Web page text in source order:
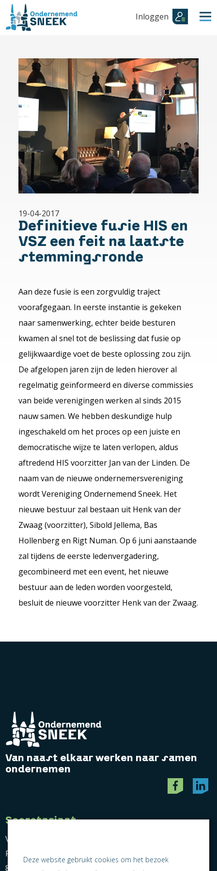
Inloggen
19-04-2017
Definitieve fusie HIS en
VSZ een feit na laatste
stemmingsronde
Aan deze fusie is een zorgvuldig traject
voorafgegaan. In eerste instantie is gekeken
naar samenwerking, echter beide besturen
kwamen al snel tot de beslissing dat fusie op
gelijkwaardige voet de beste oplossing zou zijn.
De afgelopen jaren zijn de leden hierover al
regelmatig geïnformeerd en diverse commissies
van beide verenigingen werken al sinds 2015
nauw samen. We hebben deskundige hulp
ingeschakeld om het proces op een juiste en
democratische wijze te laten verlopen, aldus
aftredend HIS voorzitter Jan van der Linden. De
naam van de nieuwe ondernemersvereniging
wordt Vereniging Ondernemend Sneek. Het
nieuwe bestuur zal bestaan uit Henk van der
Zwaag (voorzitter), Sibold Jellema, Bas
Hollenberg en Rigt Numan. Op 6 juni aanstaande
zal tijdens de eerste ledenvergadering,
gecombineerd met een event, het nieuwe
bestuur aan de leden worden voorgesteld,
besluit de nieuwe voorzitter Henk van der Zwaag.
Van naast elkaar werken naar samen
ondernemen
Secretariaat
Vereniging Ondernemend Sneek
Postbus 464
8600 AL Sneek
Deze website gebruikt cookies om het bezoek